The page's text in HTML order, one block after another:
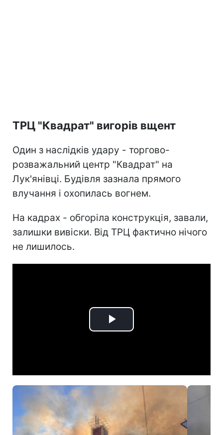
ТРЦ "Квадрат" вигорів вщент
Один з наслідків удару - торгово-
розважальний центр "Квадрат" на
Лук'янівці. Будівля зазнала прямого
влучання і охопилась вогнем.
На кадрах - обгоріла конструкція, завали,
залишки вивіски. Від ТРЦ фактично нічого
не лишилось.
Play